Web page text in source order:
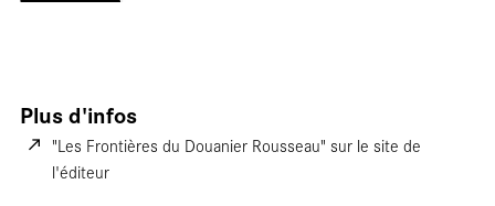
Plus d'infos
"Les Frontières du Douanier Rousseau" sur le site de
l'éditeur